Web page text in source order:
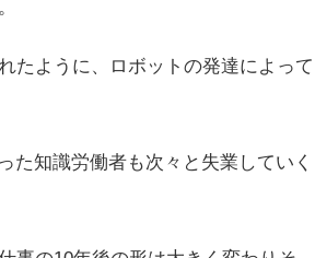
たように、ロボットの発達によって
た知識労働者も次々と失業していく